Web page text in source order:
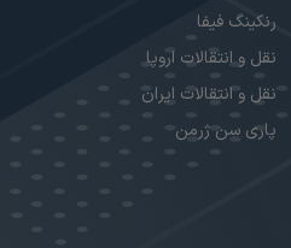
رنکینگ فیفا
نقل و انتقالات اروپا
نقل و انتقالات ایران
پاری سن ژرمن